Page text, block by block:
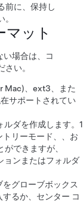
前に、保持し
マット
い場合は、コ
い。
Mac)、ext3、また
サポートされてい
ルダを作成します。1
トリーモード、
、お
できますが、
ョンまたはフォルダ
グローブボックス
るか、センター コ